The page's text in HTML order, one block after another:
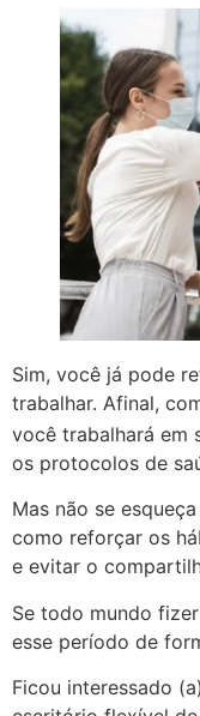
Sim, você já pode
trabalhar. Afinal,
você trabalhará em
os protocolos de
Mas não se
como reforçar os
e evitar o
Se todo mundo
esse período de
Ficou interessado